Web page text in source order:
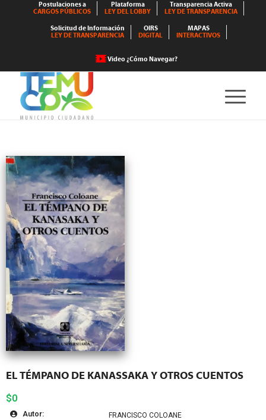
Postulaciones a
CARGOS PÚBLICOS
Plataforma
LEY DEL LOBBY
Transparencia Activa
LEY DE TRANSPARENCIA
Solicitud de Información
LEY DE TRANSPARENCIA
OIRS
DIGITAL
MAPAS
INTERACTIVOS
Video ¿Cómo Navegar?
EL TÉMPANO DE KANASSAKA Y OTROS CUENTOS
$0
Autor: FRANCISCO COLOANE